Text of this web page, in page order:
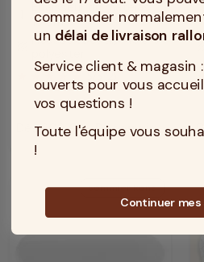
Epaisseur du matelas :
18 cm
Housse (Coutil) : 100%
5/5 (2)
Dès 609 € Découvrir
Sommier Rond
commander
un délai de livraison
Service client & magasin
ouverts pour vous
vos questions !
Toute l'équipe vous
!
Continuer